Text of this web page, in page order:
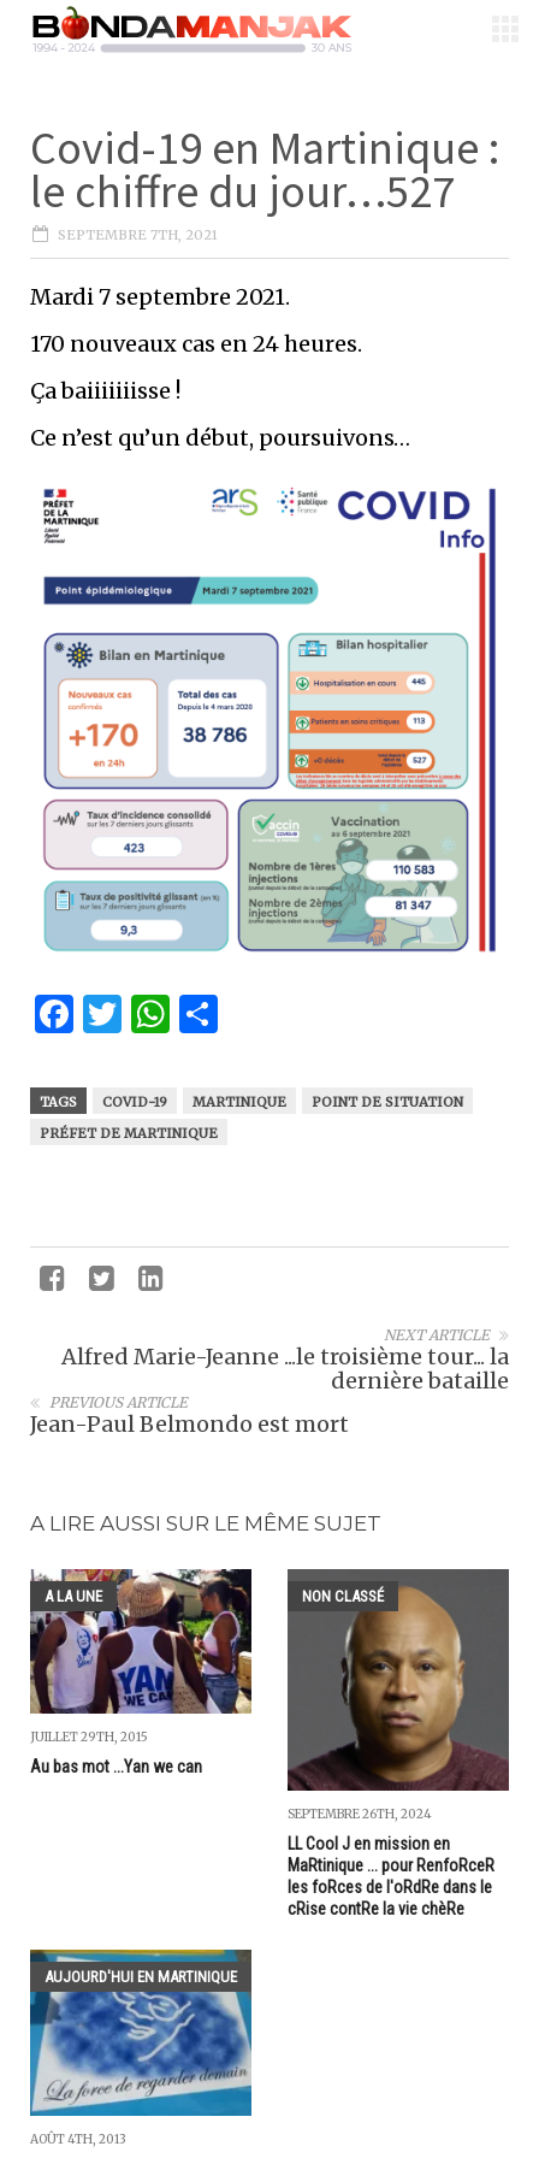
Covid-19 en Martinique :
le chiffre du jour…527
SEPTEMBRE 7TH, 2021
Mardi 7 septembre 2021.
170 nouveaux cas en 24 heures.
Ça baiiiiiiisse !
Ce n’est qu’un début, poursuivons…
Facebook
Twitter
WhatsApp
TAGS COVID-19 MARTINIQUE
POINT DE SITUATION
PRÉFET DE MARTINIQUE
NEXT ARTICLE
Alfred Marie-Jeanne ...le troisième tour... la
dernière bataille
PREVIOUS ARTICLE
Jean-Paul Belmondo est mort
A LIRE AUSSI SUR LE MÊME SUJET
A LA UNE
JUILLET 29TH, 2015
Au bas mot ...Yan we can
NON CLASSÉ
SEPTEMBRE 26TH, 2024
LL Cool J en mission en
MaRtinique ... pour RenfoRceR
les foRces de l'oRdRe dans le
cRise contRe la vie chèRe
AUJOURD'HUI EN MARTINIQUE
AOÛT 4TH, 2013